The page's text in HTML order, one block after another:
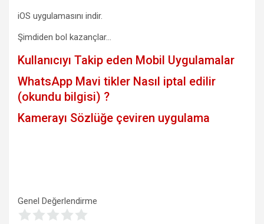
iOS uygulamasını indir.
Şimdiden bol kazançlar…
Kullanıcıyı Takip eden Mobil Uygulamalar
WhatsApp Mavi tikler Nasıl iptal edilir
(okundu bilgisi) ?
Kamerayı Sözlüğe çeviren uygulama
Genel Değerlendirme